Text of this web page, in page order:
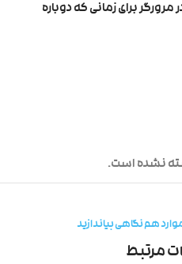
نشده است.
برای زمانی که دوباره
هم نگاهی بیاندازید
مرتبط